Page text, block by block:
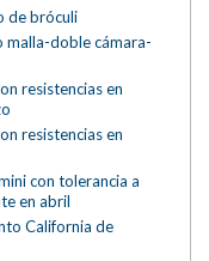
de bróculi
malla-doble cámara-
resistencias en
resistencias en
con tolerancia a
en abril
California de